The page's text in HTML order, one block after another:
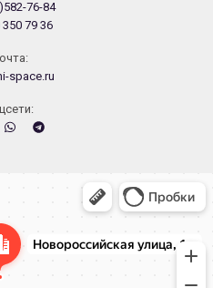
76-84
350 79 36
space.ru